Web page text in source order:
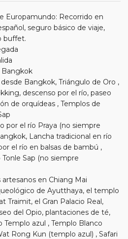
Europamundo: Recorrido en
seguro básico de viaje,
buffet.
Bangkok
Bangkok, Triángulo de Oro ,
descenso por el río, paseo
de orquídeas , Templos de
por el río Praya (no siempre
Lancha tradicional en río
el río en balsas de bambú ,
Sap (no siempre
artesanos en Chiang Mai
de Ayutthaya, el templo
Traimit, el Gran Palacio Real,
del Opio, plantaciones de té,
Templo azul , Templo Blanco
Rong Kun (templo azul) , Safari